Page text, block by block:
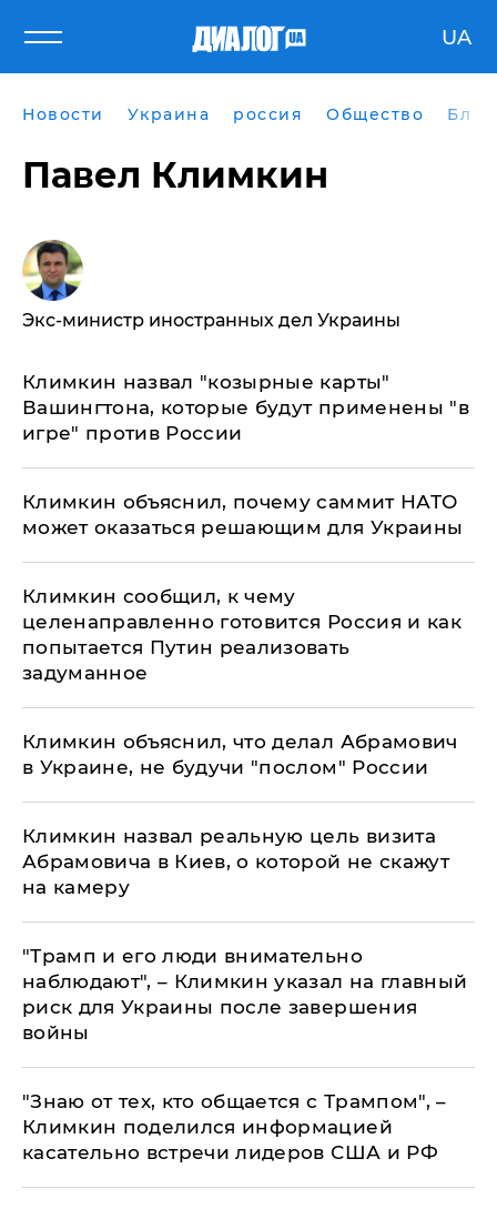
UA
Новости Украина россия Общество
Павел Климкин
Экс-министр иностранных дел Украины
Климкин назвал "козырные карты"
Вашингтона, которые будут применены "в
игре" против России
Климкин объяснил, почему саммит НАТО
может оказаться решающим для Украины
Климкин сообщил, к чему
целенаправленно готовится Россия и как
попытается Путин реализовать
задуманное
Климкин объяснил, что делал Абрамович
в Украине, не будучи "послом" России
Климкин назвал реальную цель визита
Абрамовича в Киев, о которой не скажут
на камеру
"Трамп и его люди внимательно
наблюдают", – Климкин указал на главный
риск для Украины после завершения
войны
"Знаю от тех, кто общается с Трампом", –
Климкин поделился информацией
касательно встречи лидеров США и РФ